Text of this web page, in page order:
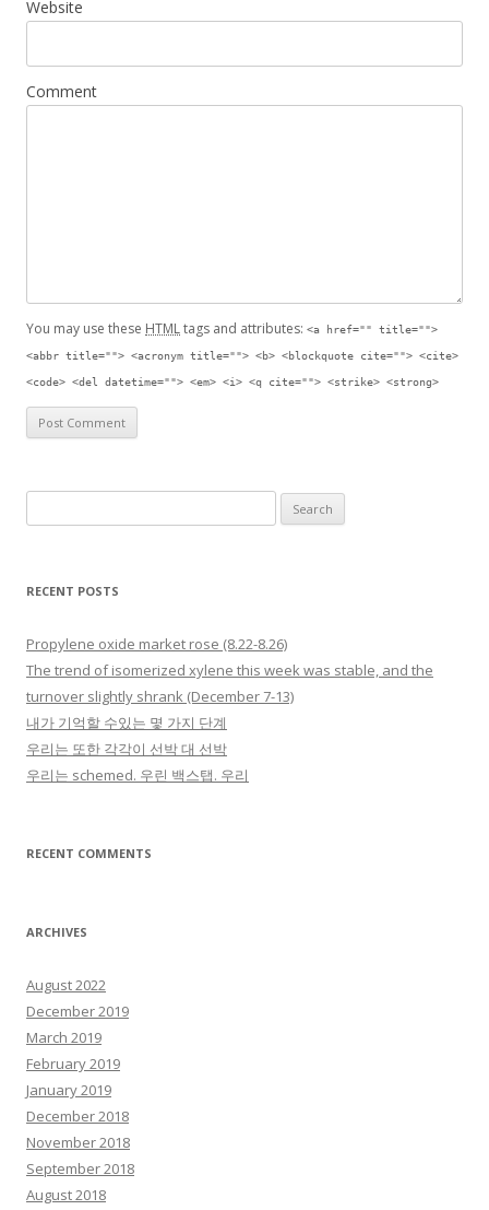
Website
Comment
You may use these HTMLtags and attributes: <a href="" title="">
<abbr title=""> <acronym title=""> <b> <blockquote cite=""> <cite>
<code> <del datetime=""> <em> <i> <q cite=""> <strike> <strong>
RECENT POSTS
Propylene oxide market rose (8.22-8.26)
The trend of isomerized xylene this week was stable, and the
turnover slightly shrank (December 7-13)
내가 기억할 수있는 몇 가지 단계
우리는 또한 각각이 선박 대 선박
우리는 schemed. 우린 백스탭. 우리
RECENT COMMENTS
ARCHIVES
August 2022
December 2019
March 2019
February 2019
January 2019
December 2018
November 2018
September 2018
August 2018